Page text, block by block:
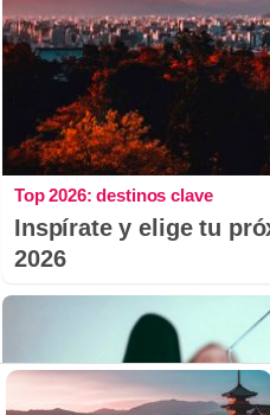
Top 2026: destinos clave
Inspírate y elige tu
2026